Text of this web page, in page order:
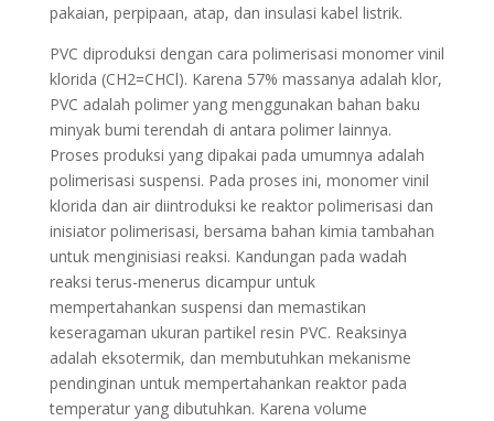
pakaian, perpipaan, atap, dan insulasi kabel listrik.
PVC diproduksi dengan cara polimerisasi monomer vinil
klorida (CH2=CHCl). Karena 57% massanya adalah klor,
PVC adalah polimer yang menggunakan bahan baku
minyak bumi terendah di antara polimer lainnya.
Proses produksi yang dipakai pada umumnya adalah
polimerisasi suspensi. Pada proses ini, monomer vinil
klorida dan air diintroduksi ke reaktor polimerisasi dan
inisiator polimerisasi, bersama bahan kimia tambahan
untuk menginisiasi reaksi. Kandungan pada wadah
reaksi terus-menerus dicampur untuk
mempertahankan suspensi dan memastikan
keseragaman ukuran partikel resin PVC. Reaksinya
adalah eksotermik, dan membutuhkan mekanisme
pendinginan untuk mempertahankan reaktor pada
temperatur yang dibutuhkan. Karena volume